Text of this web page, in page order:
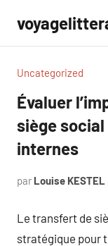
contenu
Uncategorized
Évaluer
siège
internes
par Louise KESTEL
Le transfert de
stratégique pour